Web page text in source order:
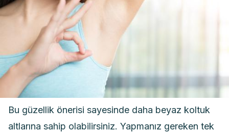
Bu güzellik önerisi sayesinde daha beyaz koltuk
altlarına sahip olabilirsiniz. Yapmanız gereken tek